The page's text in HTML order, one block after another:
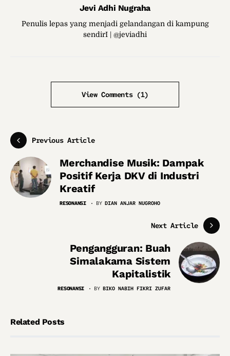
Jevi Adhi Nugraha
Penulis lepas yang menjadi gelandangan di kampung
sendirI | @jeviadhi
View Comments (1)
Previous Article
Merchandise Musik: Dampak
Positif Kerja DKV di Industri
Kreatif
RESONANSI BY DIAN ANJAR NUGROHO
Next Article
Pengangguran: Buah
Simalakama Sistem
Kapitalistik
RESONANSI BY BIKO NABIH FIKRI ZUFAR
Related Posts